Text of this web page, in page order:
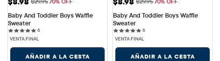
Baby And Toddler Boys Waffle
Sweater
66 reviews
VENTA FINAL
AÑADIR A LA CESTA
Baby And Toddler Boys Waffle
Sweater
66 reviews
VENTA FINAL
AÑADIR A LA CESTA